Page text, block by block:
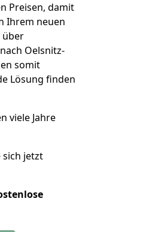
Preisen, damit
Ihrem neuen
über
Oelsnitz-
somit
Lösung finden
viele Jahre
sich jetzt